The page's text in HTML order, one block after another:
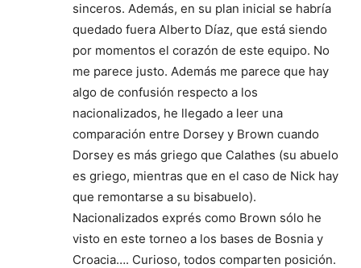
sinceros. Además, en su plan inicial se habría
quedado fuera Alberto Díaz, que está siendo
por momentos el corazón de este equipo. No
me parece justo. Además me parece que hay
algo de confusión respecto a los
nacionalizados, he llegado a leer una
comparación entre Dorsey y Brown cuando
Dorsey es más griego que Calathes (su abuelo
es griego, mientras que en el caso de Nick hay
que remontarse a su bisabuelo).
Nacionalizados exprés como Brown sólo he
visto en este torneo a los bases de Bosnia y
Croacia…. Curioso, todos comparten posición.